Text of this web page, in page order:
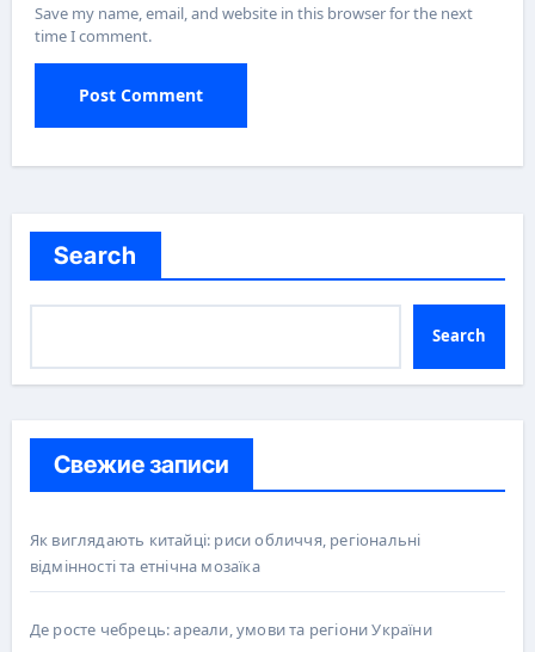
Save my name, email, and website in this browser for the next
time I comment.
Search
Search
Свежие записи
Як виглядають китайці: риси обличчя, регіональні
відмінності та етнічна мозаїка
Де росте чебрець: ареали, умови та регіони України